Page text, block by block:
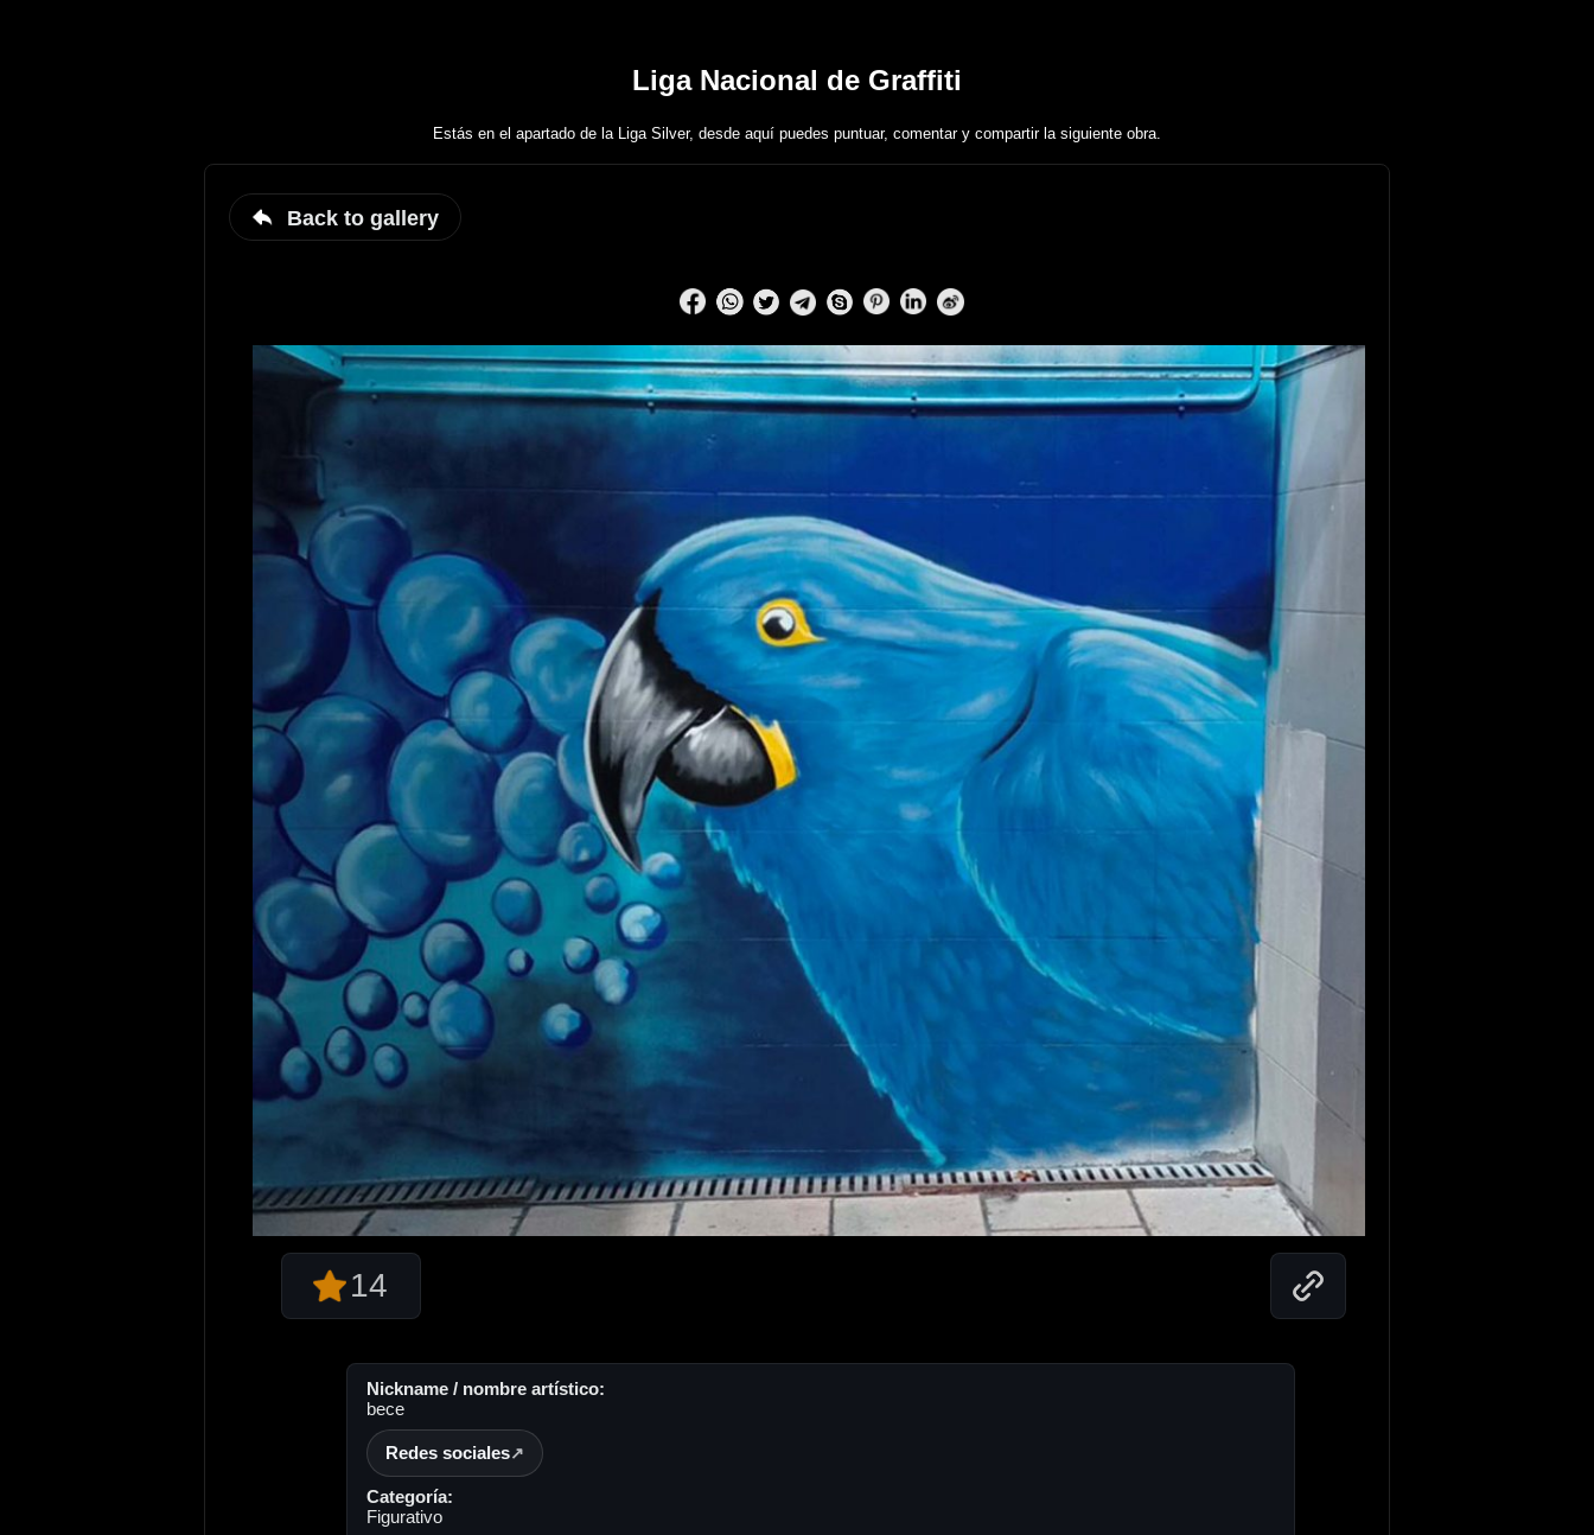
Liga Nacional de Graffiti
Estás en el apartado de la Liga Silver, desde aquí puedes puntuar, comentar y compartir la siguiente obra.
Back to gallery
14
Nickname / nombre artístico:
bece
Redes sociales
Categoría:
Figurativo